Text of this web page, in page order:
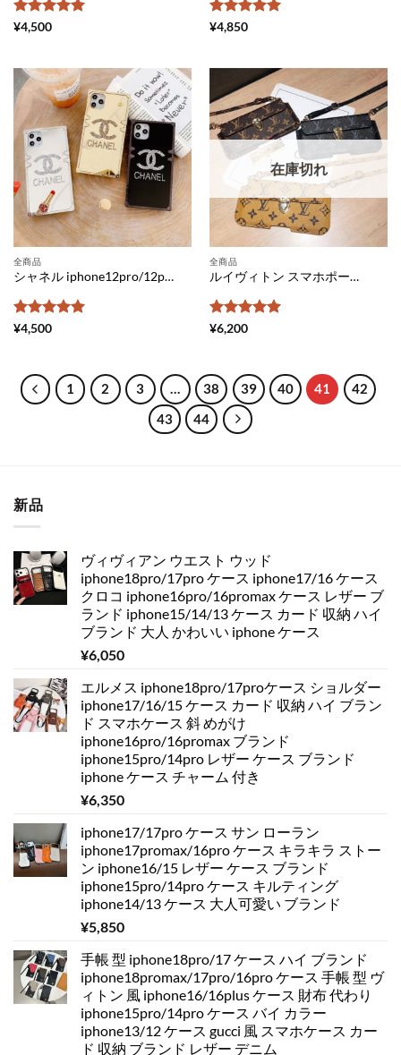
5段階中
¥4,500 5段階中
¥4,850
全商品
シャネル iphone12pro/12pro max ケース アイトランク型 CHANEL アイフォン11pro/11/se 鏡面ケース パロディ風 ハイブランド iphonexs max 携帯カバー ラインストーン キラキラ iphonexs xr スマホケース 頑丈 かわいい
5段階中
¥4,500
在庫切れ
全商品
ルイヴィトン スマホポーチ ショルダー 全機種対応 スマホケース ブランドコピー Vuitton スマホ アンドロイドケース 新作 ヴィトンパロディ iphone スマホケース おしゃれ スマホポシェット 人気 革
5段階中
¥6,200
1 2 3 … 38 39 40 41
42
43
44
新品
ヴィヴィアン ウエスト ウッド
iphone18pro/17pro ケース iphone17/16 ケース
クロコ iphone16pro/16promax ケース レザー ブ
ランド iphone15/14/13 ケース カード 収納 ハイ
ブランド 大人 かわいい iphone ケース
¥6,050
エルメス iphone18pro/17proケース ショルダー
iphone17/16/15 ケース カード 収納 ハイ ブラン
ド スマホケース 斜 めがけ
iphone16pro/16promax ブランド
iphone15pro/14pro レザー ケース ブランド
iphone ケース チャーム 付き
¥6,350
iphone17/17pro ケース サン ローラン
iphone17promax/16pro ケース キラキラ ストー
ン iphone16/15 レザー ケース ブランド
iphone15pro/14pro ケース キルティング
iphone14/13 ケース 大人可愛い ブランド
¥5,850
手帳 型 iphone18pro/17 ケース ハイ ブランド
iphone18promax/17pro/16pro ケース 手帳 型 ヴ
ィトン 風 iphone16/16plus ケース 財布 代わり
iphone15pro/14pro ケース バイ カラー
iphone13/12 ケース gucci 風 スマホケース カー
ド 収納 ブランド レザー デニム